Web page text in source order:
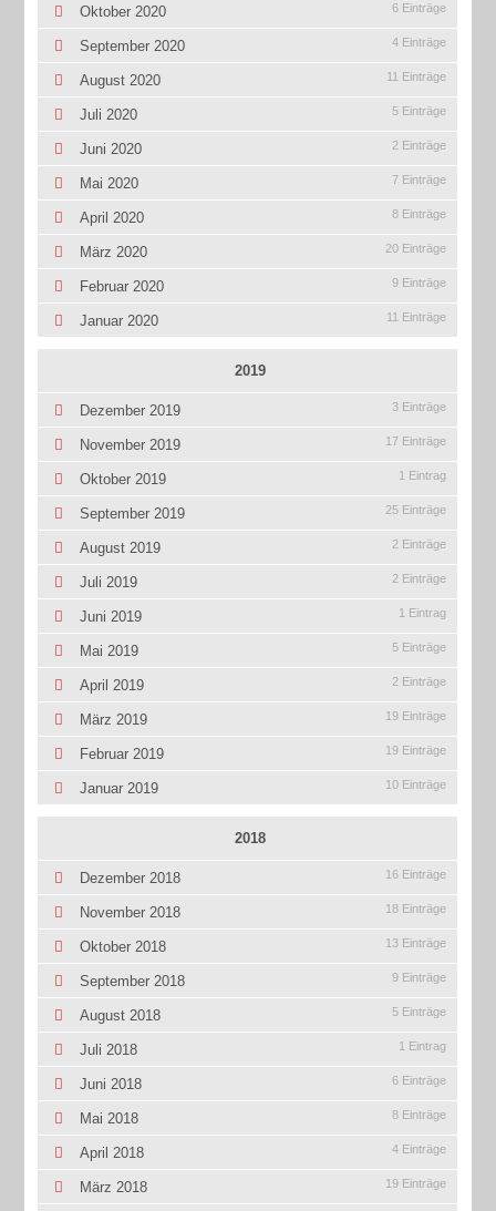
Oktober 2020 6 Einträge
September 2020 4 Einträge
August 2020 11 Einträge
Juli 2020 5 Einträge
Juni 2020 2 Einträge
Mai 2020 7 Einträge
April 2020 8 Einträge
März 2020 20 Einträge
Februar 2020 9 Einträge
Januar 2020 11 Einträge
2019
Dezember 2019 3 Einträge
November 2019 17 Einträge
Oktober 2019 1 Eintrag
September 2019 25 Einträge
August 2019 2 Einträge
Juli 2019 2 Einträge
Juni 2019 1 Eintrag
Mai 2019 5 Einträge
April 2019 2 Einträge
März 2019 19 Einträge
Februar 2019 19 Einträge
Januar 2019 10 Einträge
2018
Dezember 2018 16 Einträge
November 2018 18 Einträge
Oktober 2018 13 Einträge
September 2018 9 Einträge
August 2018 5 Einträge
Juli 2018 1 Eintrag
Juni 2018 6 Einträge
Mai 2018 8 Einträge
April 2018 4 Einträge
März 2018 19 Einträge